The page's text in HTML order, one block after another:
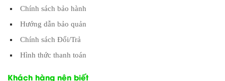
Chính sách bảo hành
Hướng dẫn bảo quản
Chính sách Đổi/Trả
Hình thức thanh toán
Khách hàng nên biết